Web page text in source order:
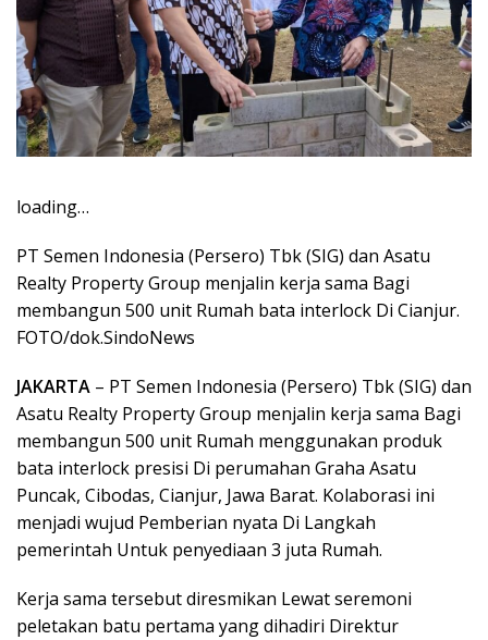
loading…
PT Semen Indonesia (Persero) Tbk (SIG) dan Asatu
Realty Property Group menjalin kerja sama Bagi
membangun 500 unit Rumah bata interlock Di Cianjur.
FOTO/dok.SindoNews
JAKARTA – PT Semen Indonesia (Persero) Tbk (SIG) dan
Asatu Realty Property Group menjalin kerja sama Bagi
membangun 500 unit Rumah menggunakan produk
bata interlock presisi Di perumahan Graha Asatu
Puncak, Cibodas, Cianjur, Jawa Barat. Kolaborasi ini
menjadi wujud Pemberian nyata Di Langkah
pemerintah Untuk penyediaan 3 juta Rumah.
Kerja sama tersebut diresmikan Lewat seremoni
peletakan batu pertama yang dihadiri Direktur